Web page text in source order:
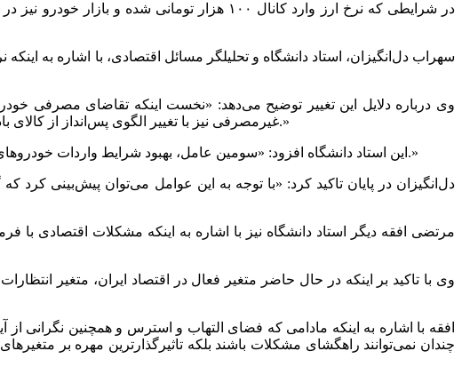
در شرایطی که نرخ ارز وارد کانال ۱۰۰ هزار
سهراب دل‌انگیزان، استاد دانشگاه و تحلیلگر مسائل اقتصادی، با اشاره به
وی درباره دلایل این تغییر توضیح می‌دهد: «نخست اینکه تقاضای مصرفی
غیرمصرفی نیز با تغییر الگوی پس‌انداز از کالای بادوامی چون خودرو به سمت دارایی‌های با نقدشوندگی بالاتر مانند طلا و سکه، نزولی شده و در وضعیت فعلی چندان پررنگ نیست.»
این استاد دانشگاه افزود: «سومین عامل، بهبود شرایط واردات خودروهای خارجی و افزایش تنوع آنها نسبت به سال‌های گذشته است و چهارم اینکه چشم‌انداز بازار خودروبه‌روشنی بازارهای نقدی نیست.»
دل‌انگیزان در پایان تاکید کرد: «با توجه به این عوامل می‌توان پیش‌بینی کرد که
مرتضی افقه دیگر استاد دانشگاه نیز با اشاره به اینکه مشکلات اقتصادی
وی با تاکید بر اینکه در حال حاضر متغیر فعال در اقتصاد ایران، متغیر
افقه با اشاره به اینکه مادامی که فضای التهاب و استرس و همچنین نگرانی از
چندان نمی‌توانند راهگشای مشکلات باشند بلکه تاثیرگذارترین مهره بر